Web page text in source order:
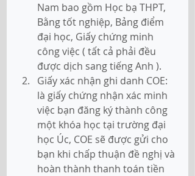
Nam bao gồm Học bạ THPT,
Bằng tốt nghiệp, Bảng điểm
đại học, Giấy chứng minh
công việc ( tất cả phải đều
được dịch sang tiếng Anh ).
Giấy xác nhận ghi danh COE:
là giấy chứng nhận xác minh
việc bạn đăng ký thành công
một khóa học tại trường đại
học Úc, COE sẽ được gửi cho
bạn khi chấp thuận đề nghị và
hoàn thành thanh toán tiền